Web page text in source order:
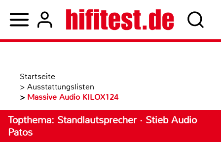
Startseite
> Ausstattungslisten
> Massive Audio KILOX124
Topthema: Standlautsprecher · Stieb Audio
Patos